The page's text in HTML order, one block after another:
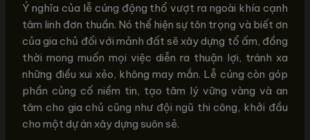
Ý nghĩa của lễ cúng động thổ vượt ra ngoài khía cạnh
tâm linh đơn thuần. Nó thể hiện sự tôn trọng và biết ơn
của gia chủ đối với mảnh đất sẽ xây dựng tổ ấm, đồng
thời mong muốn mọi việc diễn ra thuận lợi, tránh xa
những điều xui xẻo, không may mắn. Lễ cúng còn góp
phần củng cố niềm tin, tạo tâm lý vững vàng và an
tâm cho gia chủ cũng như đội ngũ thi công, khởi đầu
cho một dự án xây dựng suôn sẻ.